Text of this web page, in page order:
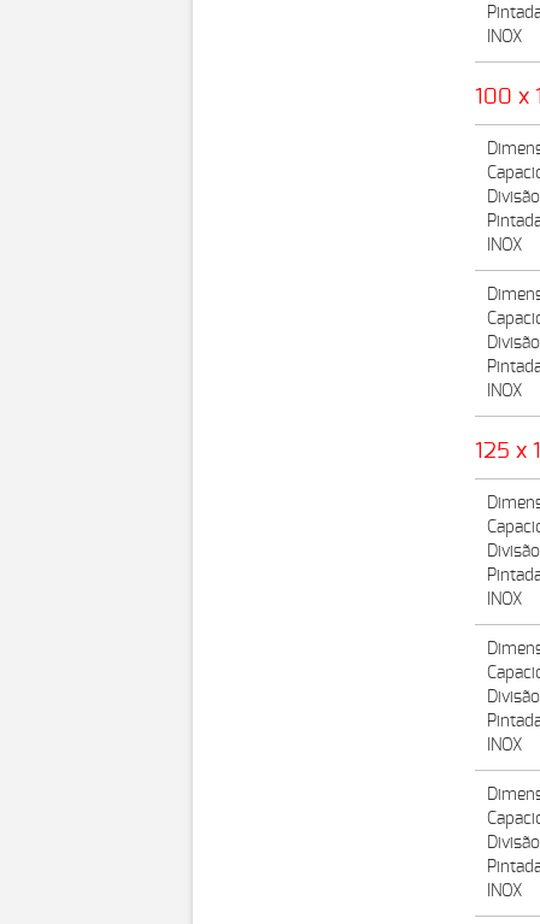
INOX
100 x
INOX
INOX
125 x
INOX
INOX
INOX